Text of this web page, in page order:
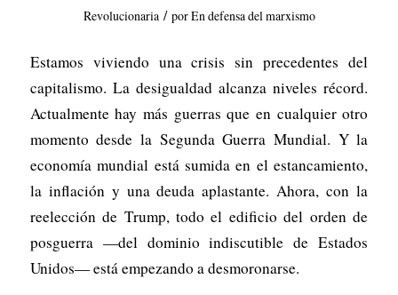
Revolucionaria / porEn defensa del marxismo
Estamos viviendo una crisis sin precedentes del
capitalismo. La desigualdad alcanza niveles récord.
Actualmente hay más guerras que en cualquier otro
momento desde la Segunda Guerra Mundial. Y la
economía mundial está sumida en el estancamiento,
la inflación y una deuda aplastante. Ahora, con la
reelección de Trump, todo el edificio del orden de
posguerra —del dominio indiscutible de Estados
Unidos— está empezando a desmoronarse.